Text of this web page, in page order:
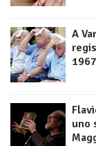
A
1967
uno